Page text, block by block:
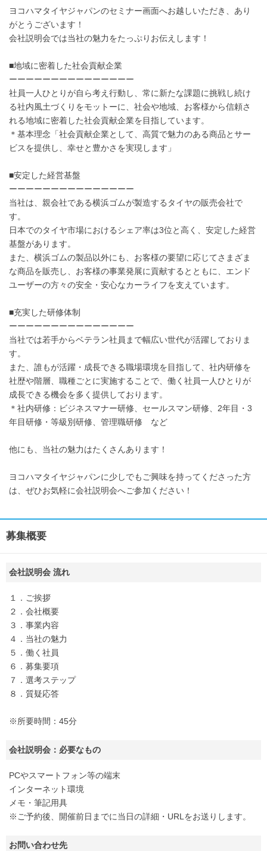
ヨコハマタイヤジャパンのセミナー画面へお越しいただき、あり
がとうございます！
会社説明会では当社の魅力をたっぷりお伝えします！
■地域に密着した社会貢献企業
ーーーーーーーーーーーーーーー
社員一人ひとりが自ら考え行動し、常に新たな課題に挑戦し続け
る社内風土づくりをモットーに、社会や地域、お客様から信頼さ
れる地域に密着した社会貢献企業を目指しています。
＊基本理念「社会貢献企業として、高質で魅力のある商品とサー
ビスを提供し、幸せと豊かさを実現します」
■安定した経営基盤
ーーーーーーーーーーーーーーー
当社は、親会社である横浜ゴムが製造するタイヤの販売会社で
す。
日本でのタイヤ市場におけるシェア率は3位と高く、安定した経営
基盤があります。
また、横浜ゴムの製品以外にも、お客様の要望に応じてさまざま
な商品を販売し、お客様の事業発展に貢献するとともに、エンド
ユーザーの方々の安全・安心なカーライフを支えています。
■充実した研修体制
ーーーーーーーーーーーーーーー
当社では若手からベテラン社員まで幅広い世代が活躍しておりま
す。
また、誰もが活躍・成長できる職場環境を目指して、社内研修を
社歴や階層、職種ごとに実施することで、働く社員一人ひとりが
成長できる機会を多く提供しております。
＊社内研修：ビジネスマナー研修、セールスマン研修、2年目・3
年目研修・等級別研修、管理職研修 など
他にも、当社の魅力はたくさんあります！
ヨコハマタイヤジャパンに少しでもご興味を持ってくださった方
は、ぜひお気軽に会社説明会へご参加ください！
募集概要
会社説明会 流れ
１．ご挨拶
２．会社概要
３．事業内容
４．当社の魅力
５．働く社員
６．募集要項
７．選考ステップ
８．質疑応答
※所要時間：45分
会社説明会：必要なもの
PCやスマートフォン等の端末
インターネット環境
メモ・筆記用具
※ご予約後、開催前日までに当日の詳細・URLをお送りします。
お問い合わせ先